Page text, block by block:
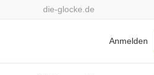
die-glocke.de
Anmelden